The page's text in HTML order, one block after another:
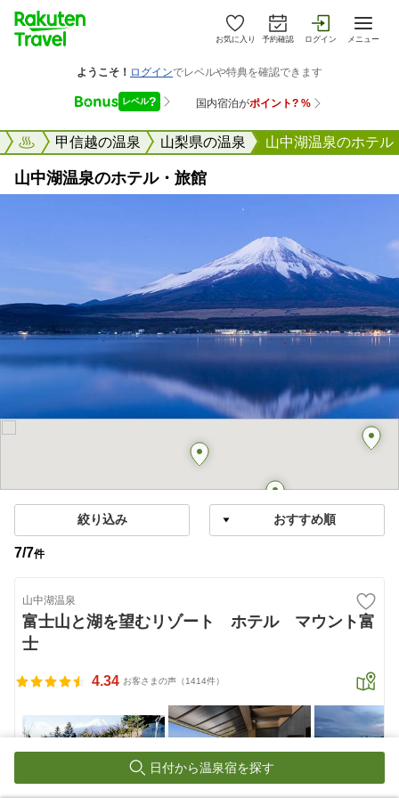
お気に入り 予約確認 ログイン メニュー
楽天トラベル甲信越の温泉 山梨県の温泉 山中湖温泉のホテル
山中湖温泉のホテル・旅館
絞り込み
7/7件
山中湖温泉
富士山と湖を望むリゾート ホテル マウント富
士
4.34 お客さまの声（1414件）
日付から温泉宿を探す